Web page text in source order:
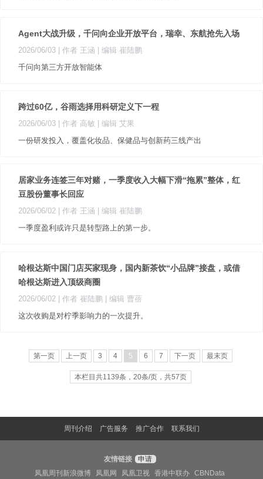
Agent大战升级，千问向企业开放平台，瑞幸、东航抢先入场
2026/06/03 | 作者 王涵
| 编辑 崔陆鹏
千问向第三方开放智能体
跨过60亿，谷雨选择用科研定义下一程
2026/06/03 | 作者 高敏
| 编辑 艾果
一份研发投入，覆盖化妆品、保健品与创新药三线产出
居家业务连签三年对赌，一季度收入大幅下滑“拖累”整体，红
豆股份董事长回应
2026/06/02 | 作者 王涵
| 编辑 崔陆鹏
一季度盈利或许只是转型路上的第一步。
哈根达斯中国门店买家现身，国内新茶饮“小品牌”接盘，或借
哈根达斯进入顶级商圈
2026/06/02 | 作者 崔陆鹏
| 编辑 曹蓓
这次收购是对柠季影响力的一次提升。
第一页 上一页 3 4 5 6 7 下一页 最末页
本栏目共1139条，20条/页，共57页
周刊介绍 广告服务 推广合作 联系我们
友情链接
申请
凤凰周刊新浪微博
凤凰网 凤凰卫视 香港中联办 CBNData